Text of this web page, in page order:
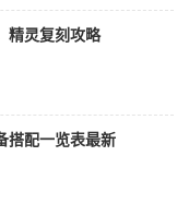
精灵复刻攻略
搭配一览表最新